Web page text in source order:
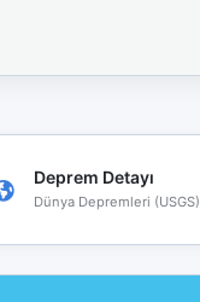
Deprem Detayı
Dünya Depremleri (USGS)